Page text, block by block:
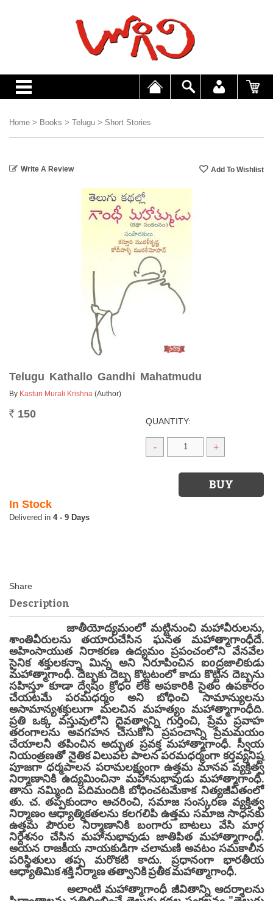
Home > Books > Telugu > Short Stories
Write A Review
Telugu Kathallo Gandhi Mahatmudu
By Kasturi Murali Krishna (Author)
Rs. 150
QUANTITY:
- +
In Stock
4 - 9 Days
Description
జాతీయోద్యమంలో మట్టినుంచి మహావీరులను,
శాంతివీరులను తయారుచేసిన ఘనత మహాత్మాగాంధీదే.
అహింసాయుత నిరాకరణ ఉద్యమం ప్రపంచంలోని వేనవేల
సైనిక శక్తులకన్నా మిన్న అని నిరూపించిన ఐoద్రజాలికుడు
మహాత్మాగాంధీ. దెబ్బకు దెబ్బ కొట్టటంలో కాదు కొట్టిన దెబ్బను
సహిస్తూ కూడా ద్వేషం క్రోధం లేక అపకారికి సైతం ఉపకారం
చేయటమే పరమధర్మం అని బోధించి సామాన్యులను
అసామాన్యశక్తులుగా మలచిన మహత్యం మహాత్మాగాంధీది.
ప్రతి ఒక్క వస్తువులోని దైవత్వాన్ని గుర్తించి, ప్రేమ ప్రవాహ
తరంగాలను అవగహన చేసుకొని ప్రపంచాన్ని ప్రేమమయం
చేయాలనీ తపించిన అద్భుత ప్రవక్త మహాత్మాగాంధీ. స్వీయ
నియంత్రణతో నైతిక విలువల పాలన పరమధర్మంగా కర్తవ్యనిష్ట
పూజగా ధర్మపాలన పరామలక్ష్యంగా ఉత్తమ మానవ వ్యక్తిత్వ
నిర్మాణానికి ఉద్యమించినా మహానుభావుడు మహాత్మాగాంధీ.
తాను నమ్మింది పదిమందికి బోధించటమేకాక నిత్యజీవితంలో
తు. చ. తప్పకుందాం ఆచరించి, సమాజ సంస్కరణ వ్యక్తిత్వ
నిర్మాణం ఆధ్యాత్మికతలను కలగలిపి ఉత్తమ సమాజ సాధనకు
ఉత్తమ పౌరుల నిర్మాణానికి బంగారు బాటలు వేసి మార్గ
నిర్దేశనం చేసిన మహానుభావుడు జాతిపిత మహాత్మాగాంధీ.
అయన రాజకీయ నాయకుడిగా చలామణి అవటం సమకాలీన
పరిస్థితులు తప్ప మరొకటి కాదు. ప్రధానంగా భారతీయ
ఆధ్యాతిమిక శక్తి నిర్మాణ తత్వానికి ప్రతీక మహాత్మాగాంధీ.
అలాంటి మహాత్మాగాంధీ జీవితాన్ని ఆదర్శాలను